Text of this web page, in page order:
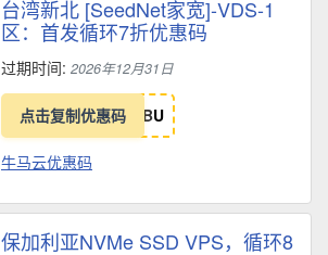
台湾新北 [SeedNet家宽]-VDS-1
区：首发循环7折优惠码
过期时间: 2026年12月31日
点击复制优惠码 BU
牛马云优惠码
保加利亚NVMe SSD VPS，循环8